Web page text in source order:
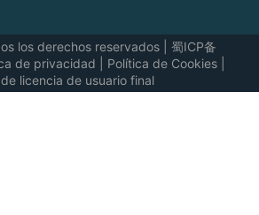
los derechos reservados| 蜀ICP备
de privacidad Política de Cookies|
licencia de usuario final